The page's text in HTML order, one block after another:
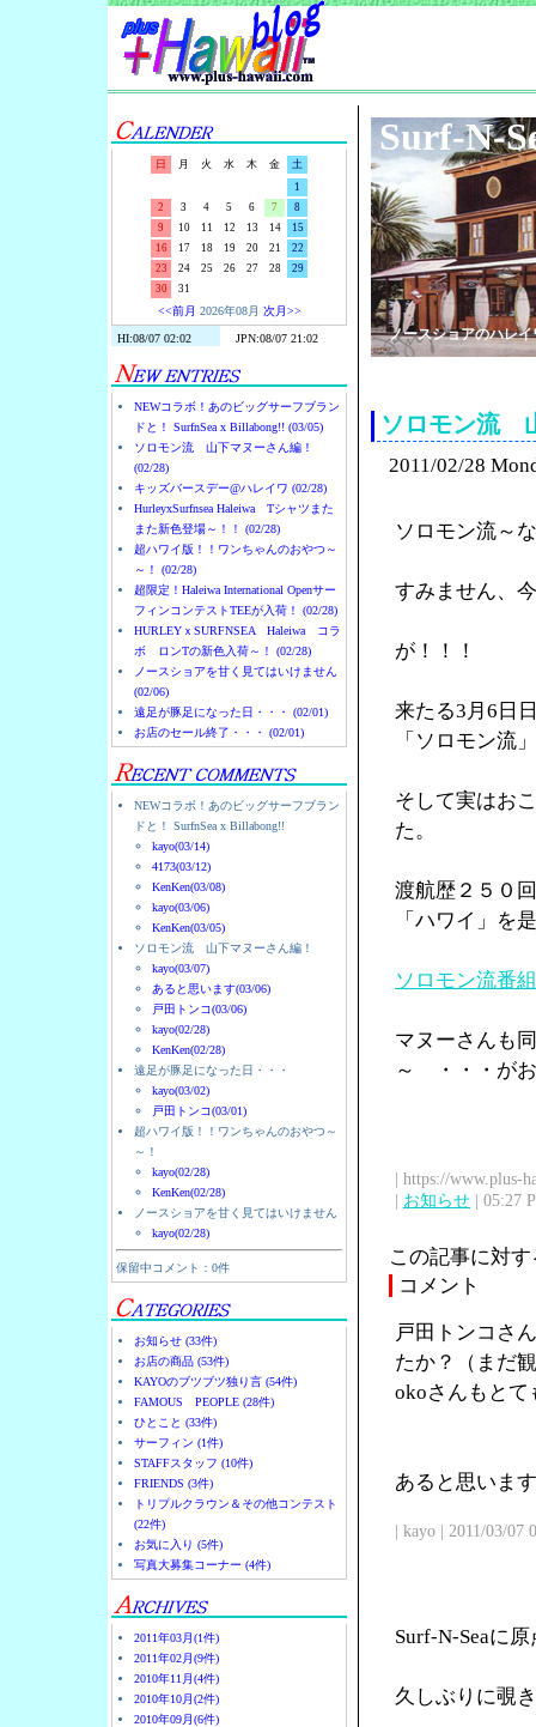
日 月 火 水 木 金
土
1
2
3 4 5 6 7
8
9
10 11 12 13 14
15
16
17 18 19 20 21
22
23
24 25 26 27 28
29
30
31
<<前月 2026年08月 次月>>
NEWコラボ！あのビッグサーフブラン
ドと！ SurfnSea x Billabong!! (03/05)
ソロモン流 山下マヌーさん編！
(02/28)
キッズバースデー@ハレイワ (02/28)
HurleyxSurfnsea Haleiwa Tシャツまた
また新色登場～！！ (02/28)
超ハワイ版！！ワンちゃんのおやつ～
～！ (02/28)
超限定！Haleiwa International Openサー
フィンコンテストTEEが入荷！ (02/28)
HURLEYｘSURFNSEA Haleiwa コラ
ボ ロンTの新色入荷～！ (02/28)
ノースショアを甘く見てはいけません
(02/06)
遠足が豚足になった日・・・ (02/01)
お店のセール終了・・・ (02/01)
NEWコラボ！あのビッグサーフブラン
ドと！ SurfnSea x Billabong!!
kayo(03/14)
4173(03/12)
KenKen(03/08)
kayo(03/06)
KenKen(03/05)
ソロモン流 山下マヌーさん編！
kayo(03/07)
あると思います(03/06)
戸田トンコ(03/06)
kayo(02/28)
KenKen(02/28)
遠足が豚足になった日・・・
kayo(03/02)
戸田トンコ(03/01)
超ハワイ版！！ワンちゃんのおやつ～
～！
kayo(02/28)
KenKen(02/28)
ノースショアを甘く見てはいけません
kayo(02/28)
保留中コメント：0件
お知らせ (33件)
お店の商品 (53件)
KAYOのブツブツ独り言 (54件)
FAMOUS PEOPLE (28件)
ひとこと (33件)
サーフィン (1件)
STAFFスタッフ (10件)
FRIENDS (3件)
トリプルクラウン＆その他コンテスト
(22件)
お気に入り (5件)
写真大募集コーナー (4件)
2011年03月(1件)
2011年02月(9件)
2010年11月(4件)
2010年10月(2件)
2010年09月(6件)
Surf-N-
ノースショアのハレ
ソロモン流
2011/02/28
ソロモン流～
すみません、
が！！！
来たる3月6日
「ソロモン流
そして実はお
た。
渡航歴２５０
「ハワイ」を
ソロモン流番
マヌーさんも
～ ・・・がお
| https://www.plus-
| お知らせ | 05:27
この記事に対
コメント
戸田トンコさ
たか？（まだ
okoさんもとて
あると思いま
| kayo | 2011/03/07
Surf-N-Seaに
久しぶりに覗